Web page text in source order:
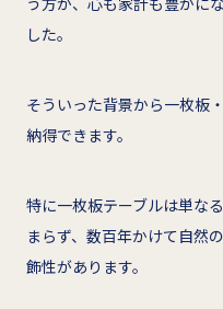
した。
そういった背景から一枚板
納得できます。
特に一枚板テーブルは単な
まらず、数百年かけて自然
飾性があります。